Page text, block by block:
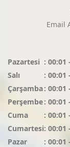
Email
Pazartesi : 00:01
Salı
: 00:01
Çarşamba: 00:01
Perşembe: 00:01
Cuma
: 00:01
Cumartesi: 00:01
Pazar
: 00:01